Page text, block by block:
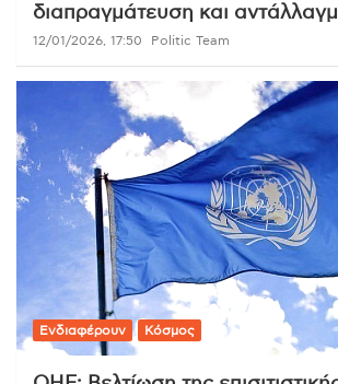
διαπραγμάτευση και
12/01/2026, 17:50 Politic Team
Ενδιαφέρουν Κόσμος